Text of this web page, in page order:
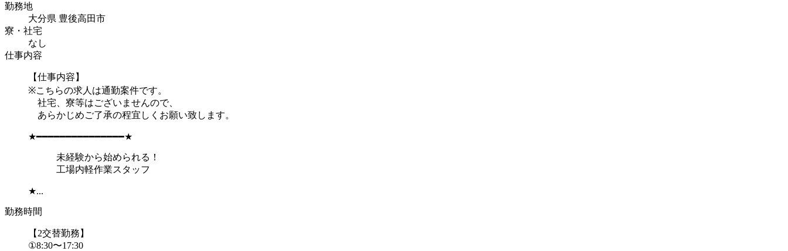
勤務地
大分県 豊後高田市
寮・社宅
なし
仕事内容
【仕事内容】
※こちらの求人は通勤案件です。
社宅、寮等はございませんので、
あらかじめご了承の程宜しくお願い致します。
★━━━━━━━━━━━━━━━★
未経験から始められる！
工場内軽作業スタッフ
★...
勤務時間
【2交替勤務】
①8:30〜17:30